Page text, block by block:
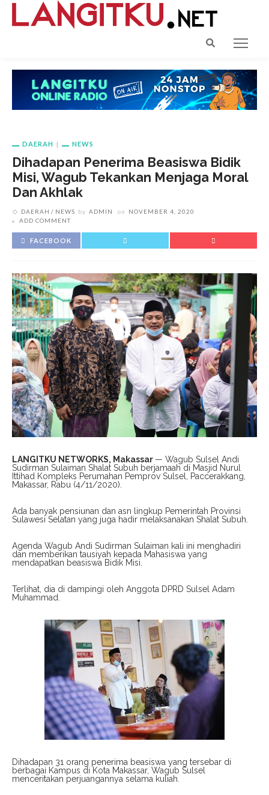
DAERAH NEWS
Dihadapan Penerima Beasiswa Bidik
Misi, Wagub Tekankan Menjaga Moral
Dan Akhlak
DAERAH NEWS by ADMIN on
NOVEMBER 4, 2020
ADD COMMENT
FACEBOOK
LANGITKU NETWORKS, Makassar — Wagub Sulsel Andi
Sudirman Sulaiman Shalat Subuh berjamaah di Masjid Nurul
Ittihad Kompleks Perumahan Pemprov Sulsel, Paccerakkang,
Makassar, Rabu (4/11/2020).
Ada banyak pensiunan dan asn lingkup Pemerintah Provinsi
Sulawesi Selatan yang juga hadir melaksanakan Shalat Subuh.
Agenda Wagub Andi Sudirman Sulaiman kali ini menghadiri
dan memberikan tausiyah kepada Mahasiswa yang
mendapatkan beasiswa Bidik Misi.
Terlihat, dia di dampingi oleh Anggota DPRD Sulsel Adam
Muhammad.
Dihadapan 31 orang penerima beasiswa yang tersebar di
berbagai Kampus di Kota Makassar, Wagub Sulsel
menceritakan perjuangannya selama kuliah.